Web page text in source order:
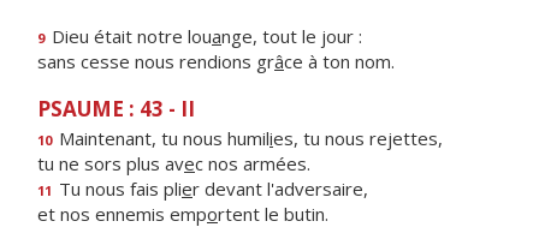
9 Dieu était notre louange, tout le jour :
sans cesse nous rendions grâce à ton nom.
PSAUME : 43 - II
10 Maintenant, tu nous humilies, tu nous rejettes,
tu ne sors plus avec nos armées.
11 Tu nous fais plier devant l'adversaire,
et nos ennemis emportent le butin.